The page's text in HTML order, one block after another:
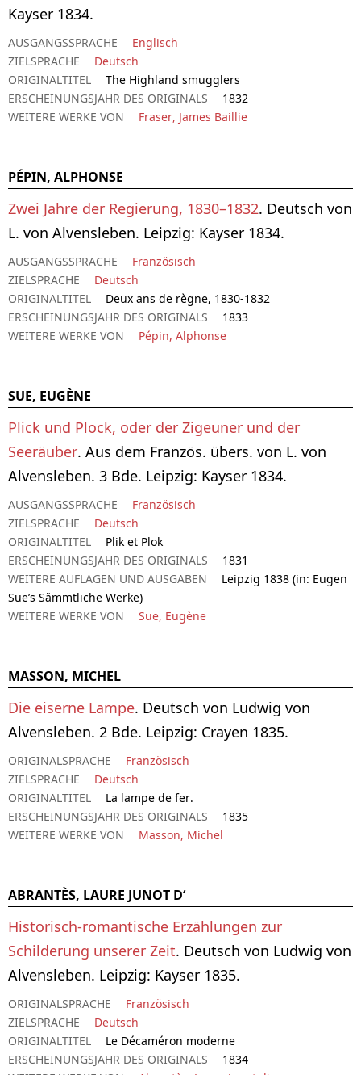
Kayser 1834.
AUSGANGSSPRACHE
Englisch
ZIELSPRACHE
Deutsch
ORIGINALTITEL
The Highland smugglers
ERSCHEINUNGSJAHR DES ORIGINALS
1832
WEITERE WERKE VON
Fraser, James Baillie
PÉPIN, ALPHONSE
Zwei Jahre der Regierung, 1830–1832. Deutsch von
L. von Alvensleben. Leipzig: Kayser 1834.
AUSGANGSSPRACHE
Französisch
ZIELSPRACHE
Deutsch
ORIGINALTITEL
Deux ans de règne, 1830-1832
ERSCHEINUNGSJAHR DES ORIGINALS
1833
WEITERE WERKE VON
Pépin, Alphonse
SUE, EUGÈNE
Plick und Plock, oder der Zigeuner und der
Seeräuber. Aus dem Französ. übers. von L. von
Alvensleben. 3 Bde. Leipzig: Kayser 1834.
AUSGANGSSPRACHE
Französisch
ZIELSPRACHE
Deutsch
ORIGINALTITEL
Plik et Plok
ERSCHEINUNGSJAHR DES ORIGINALS
1831
WEITERE AUFLAGEN UND AUSGABEN
Leipzig 1838 (in: Eugen
Sue’s Sämmtliche Werke)
WEITERE WERKE VON
Sue, Eugène
MASSON, MICHEL
Die eiserne Lampe. Deutsch von Ludwig von
Alvensleben. 2 Bde. Leipzig: Crayen 1835.
ORIGINALSPRACHE
Französisch
ZIELSPRACHE
Deutsch
ORIGINALTITEL
La lampe de fer.
ERSCHEINUNGSJAHR DES ORIGINALS
1835
WEITERE WERKE VON
Masson, Michel
ABRANTÈS, LAURE JUNOT D‘
Historisch-romantische Erzählungen zur
Schilderung unserer Zeit. Deutsch von Ludwig von
Alvensleben. Leipzig: Kayser 1835.
ORIGINALSPRACHE
Französisch
ZIELSPRACHE
Deutsch
ORIGINALTITEL
Le Décaméron moderne
ERSCHEINUNGSJAHR DES ORIGINALS
1834